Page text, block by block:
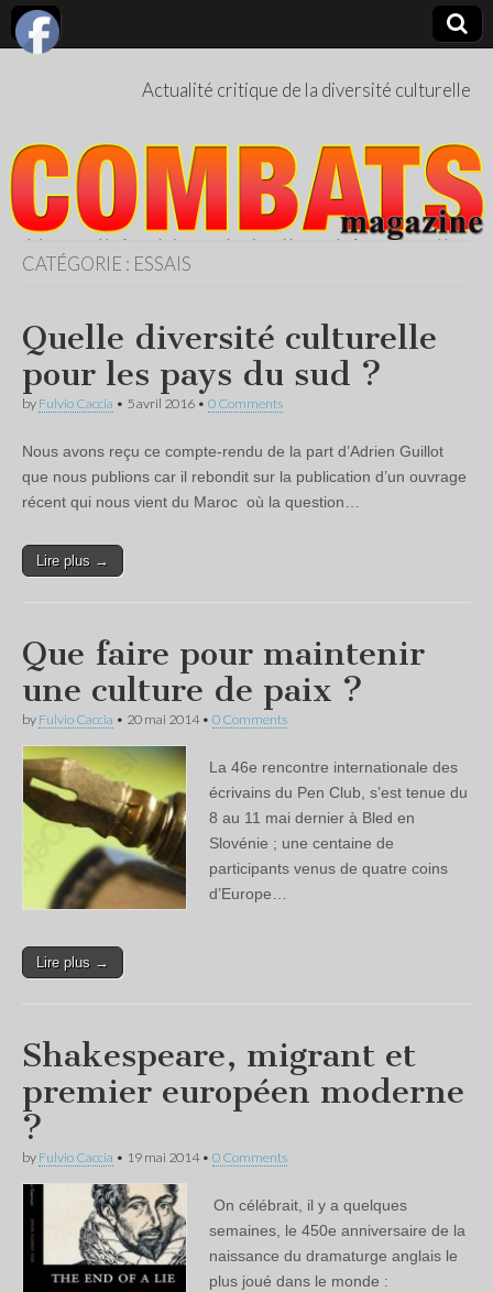
Actualité critique de la diversité culturelle
CATÉGORIE : ESSAIS
Quelle diversité culturelle
pour les pays du sud ?
by Fulvio Caccia • 5 avril 2016 • 0 Comments
Nous avons reçu ce compte-rendu de la part d’Adrien Guillot
que nous publions car il rebondit sur la publication d’un ouvrage
récent qui nous vient du Maroc où la question…
Lire plus →
Que faire pour maintenir
une culture de paix ?
by Fulvio Caccia • 20 mai 2014• 0 Comments
La 46e rencontre internationale des
écrivains du Pen Club, s’est tenue du
8 au 11 mai dernier à Bled en
Slovénie ; une centaine de
participants venus de quatre coins
d’Europe…
Lire plus →
Shakespeare, migrant et
premier européen moderne
?
by Fulvio Caccia • 19 mai 2014• 0 Comments
On célébrait, il y a quelques
semaines, le 450e anniversaire de la
naissance du dramaturge anglais le
plus joué dans le monde :